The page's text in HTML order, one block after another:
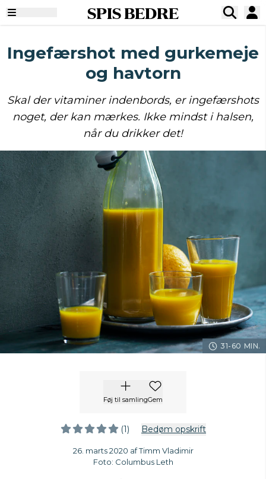
SPIS BEDRE
Ingefærshot med gurkemeje
og havtorn
Skal der vitaminer indenbords, er ingefærshots
noget, der kan mærkes. Ikke mindst i halsen,
når du drikker det!
31-60 MIN.
Føj til samlingGem
(1) Bedøm opskrift
26. marts 2020 af Timm Vladimir
Foto: Columbus Leth